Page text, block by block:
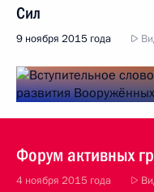
Сил
9 ноября 2015 года
Форум активных
4 ноября 2015 года